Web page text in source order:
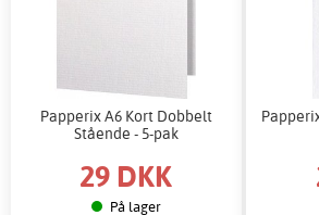
Papperix A6 Kort Dobbelt
Stående - 5-pak
29 DKK
På lager